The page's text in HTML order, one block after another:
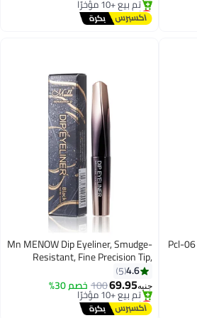
أقل سعر في السنة
توصيل مجاني
تم بيع +10 مؤخرًا
Mn MENOW Dip Eyeliner, Smudge-
Resistant, Fine Precision Tip,
Black, 3.4ml
4.6
5
جنيه69.95
100 خصم 30%
أقل سعر في السنة
توصيل مجاني